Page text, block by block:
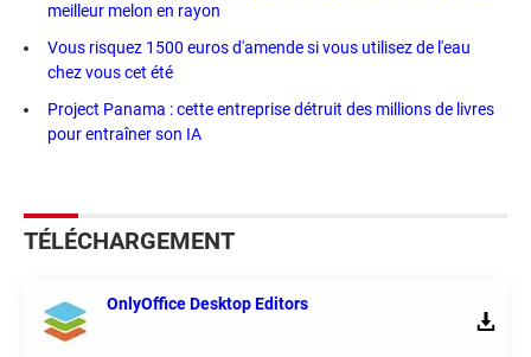
meilleur melon en rayon
Vous risquez 1500 euros d'amende si vous utilisez de l'eau
chez vous cet été
Project Panama : cette entreprise détruit des millions de livres
pour entraîner son IA
TÉLÉCHARGEMENT
OnlyOffice Desktop Editors